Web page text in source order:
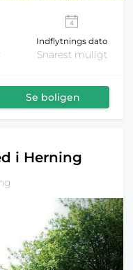
Indflytnings dato
Snarest muligt
Se boligen
i Herning